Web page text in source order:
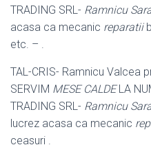
TRADING SRL- Ramnicu
acasa ca mecanic reparatii
etc. – .
TAL-CRIS- Ramnicu Valcea
SERVIM MESE CALDELA
TRADING SRL- Ramnicu
lucrez acasa ca mecanic
ceasuri .